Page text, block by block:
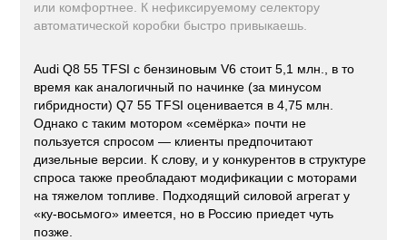
или комфортнее. К нефиксируемому селектору
автоматической коробки быстро привыкаешь.
Audi Q8 55 TFSI с бензиновым V6 стоит 5,1 млн., в то
время как аналогичный по начинке (за минусом
гибридности) Q7 55 TFSI оценивается в 4,75 млн.
Однако с таким мотором «семёрка» почти не
пользуется спросом — клиенты предпочитают
дизельные версии. К слову, и у конкурентов в структуре
спроса также преобладают модификации с моторами
на тяжелом топливе. Подходящий силовой агрегат у
«ку-восьмого» имеется, но в Россию приедет чуть
позже.